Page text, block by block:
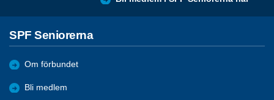
SPF Seniorerna
Om förbundet
Bli medlem